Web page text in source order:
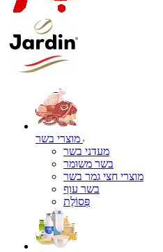
מעדני בשר
בשר משומר
מוצרי חצי גמר בשר
בשר עוף
פְּסוֹלֶת